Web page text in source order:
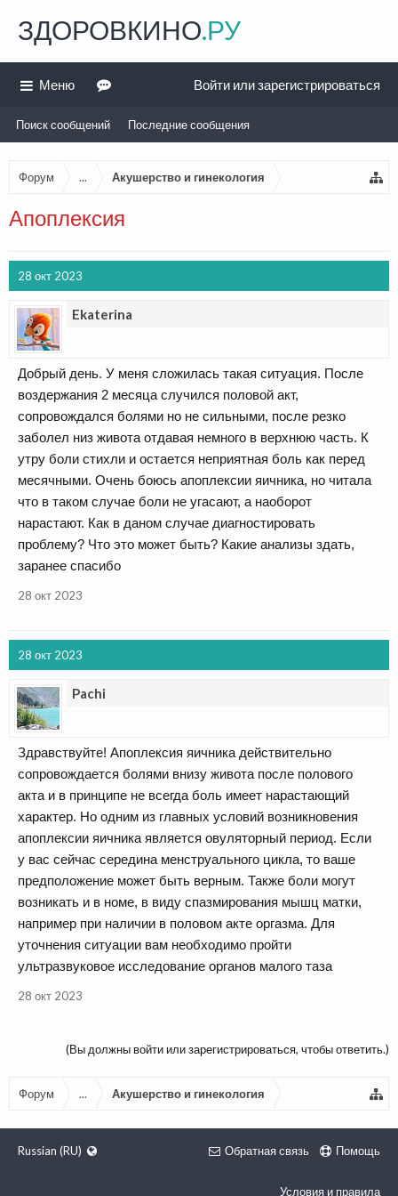
Форум ... Акушерство и гинекология
Апоплексия
28 окт 2023
Ekaterina
Добрый день. У меня сложилась такая ситуация. После
воздержания 2 месяца случился половой акт,
сопровождался болями но не сильными, после резко
заболел низ живота отдавая немного в верхнюю часть. К
утру боли стихли и остается неприятная боль как перед
месячными. Очень боюсь апоплексии яичника, но читала
что в таком случае боли не угасают, а наоборот
нарастают. Как в даном случае диагностировать
проблему? Что это может быть? Какие анализы здать,
заранее спасибо
28 окт 2023
28 окт 2023
Pachi
Здравствуйте! Апоплексия яичника действительно
сопровождается болями внизу живота после полового
акта и в принципе не всегда боль имеет нарастающий
характер. Но одним из главных условий возникновения
апоплексии яичника является овуляторный период. Если
у вас сейчас середина менструального цикла, то ваше
предположение может быть верным. Также боли могут
возникать и в номе, в виду спазмирования мышц матки,
например при наличии в половом акте оргазма. Для
уточнения ситуации вам необходимо пройти
ультразвуковое исследование органов малого таза
28 окт 2023
(Вы должны войти или зарегистрироваться, чтобы ответить.)
Форум ... Акушерство и гинекология
ЗДОРОВКИНО.РУ
Меню
Поиск сообщений Последние сообщения
Войти или зарегистрироваться
Russian (RU) Обратная связь Помощь
Условия и правила